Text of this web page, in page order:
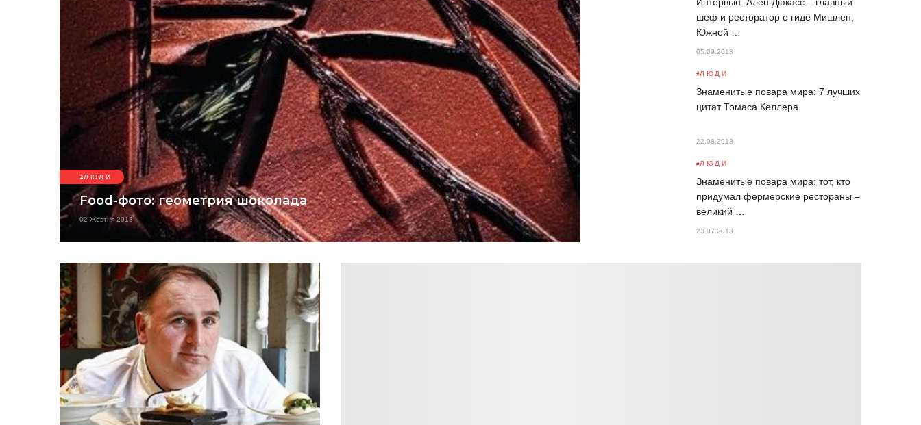
ЛЮДИ
Food-фото: геометрия шоколада
02 Жовтня 2013
шеф и ресторатор о гиде Мишлен,
Южной …
05.09.2013
ЛЮДИ
Знаменитые повара мира: 7 лучших
цитат Томаса Келлера
22.08.2013
ЛЮДИ
Знаменитые повара мира: тот, кто
придумал фермерские рестораны –
великий …
23.07.2013